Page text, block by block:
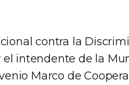
contra la
el intendente de la
Marco de